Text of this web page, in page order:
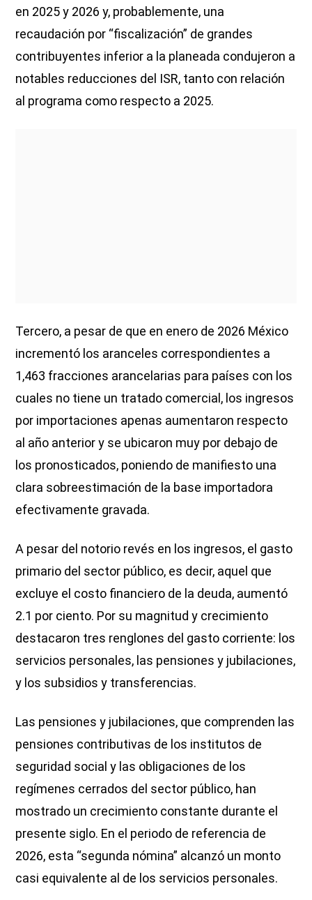
en 2025 y 2026 y, probablemente, una
recaudación por “fiscalización” de grandes
contribuyentes inferior a la planeada condujeron a
notables reducciones del ISR, tanto con relación
al programa como respecto a 2025.
Tercero, a pesar de que en enero de 2026 México
incrementó los aranceles correspondientes a
1,463 fracciones arancelarias para países con los
cuales no tiene un tratado comercial, los ingresos
por importaciones apenas aumentaron respecto
al año anterior y se ubicaron muy por debajo de
los pronosticados, poniendo de manifiesto una
clara sobreestimación de la base importadora
efectivamente gravada.
A pesar del notorio revés en los ingresos, el gasto
primario del sector público, es decir, aquel que
excluye el costo financiero de la deuda, aumentó
2.1 por ciento. Por su magnitud y crecimiento
destacaron tres renglones del gasto corriente: los
servicios personales, las pensiones y jubilaciones,
y los subsidios y transferencias.
Las pensiones y jubilaciones, que comprenden las
pensiones contributivas de los institutos de
seguridad social y las obligaciones de los
regímenes cerrados del sector público, han
mostrado un crecimiento constante durante el
presente siglo. En el periodo de referencia de
2026, esta “segunda nómina” alcanzó un monto
casi equivalente al de los servicios personales.